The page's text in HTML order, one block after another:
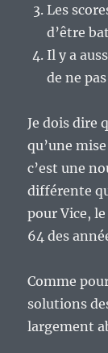
Les
d’être
Il y a
de ne
Je dois dire
qu’une
c’est une
différente
pour Vice,
64 des
Comme
solutions
largement